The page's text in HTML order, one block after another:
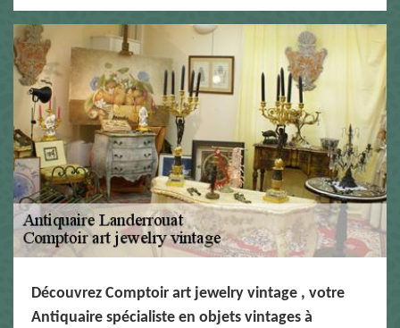
Découvrez Comptoir art jewelry vintage , votre
Antiquaire spécialiste en objets vintages à